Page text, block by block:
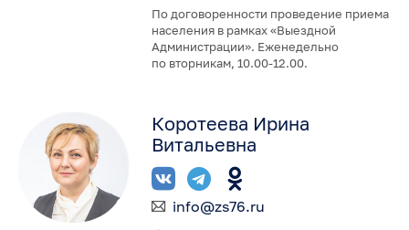
По договоренности проведение приема
населения в рамках «Выездной
Администрации». Еженедельно
по вторникам, 10.00-12.00.
Коротеева Ирина
Витальевна
info@zs76.ru